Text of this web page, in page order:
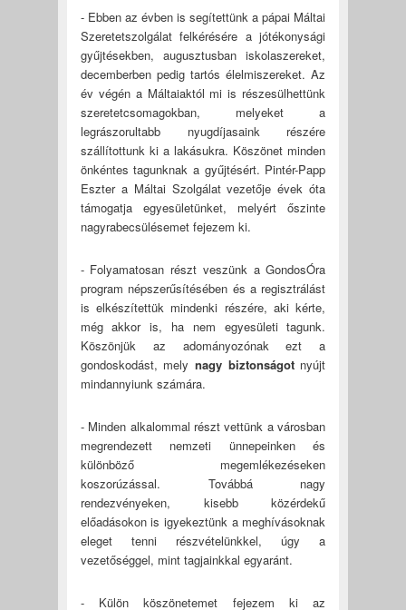
- Ebben az évben is segítettünk a pápai Máltai
Szeretetszolgálat felkérésére a jótékonysági
gyűjtésekben, augusztusban iskolaszereket,
decemberben pedig tartós élelmiszereket. Az
év végén a Máltaiaktól mi is részesülhettünk
szeretetcsomagokban, melyeket a
legrászorultabb nyugdíjasaink részére
szállítottunk ki a lakásukra. Köszönet minden
önkéntes tagunknak a gyűjtésért. Pintér-Papp
Eszter a Máltai Szolgálat vezetője évek óta
támogatja egyesületünket, melyért őszinte
nagyrabecsülésemet fejezem ki.
- Folyamatosan részt veszünk a GondosÓra
program népszerűsítésében és a regisztrálást
is elkészítettük mindenki részére, aki kérte,
még akkor is, ha nem egyesületi tagunk.
Köszönjük az adományozónak ezt a
gondoskodást, mely nagy biztonságotnyújt
mindannyiunk számára.
- Minden alkalommal részt vettünk a városban
megrendezett nemzeti ünnepeinken és
különböző megemlékezéseken
koszorúzással. Továbbá nagy
rendezvényeken, kisebb közérdekű
előadásokon is igyekeztünk a meghívásoknak
eleget tenni részvételünkkel, úgy a
vezetőséggel, mint tagjainkkal egyaránt.
- Külön köszönetemet fejezem ki az